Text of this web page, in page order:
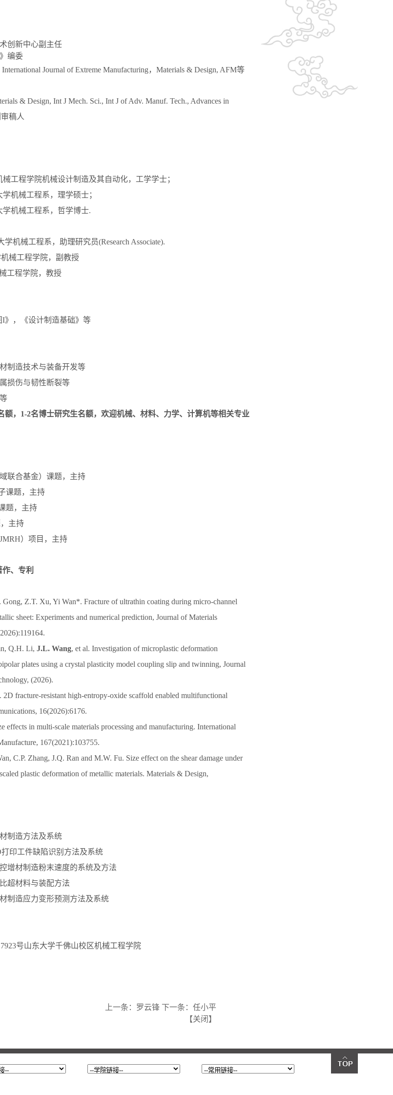
创新中心副主任
编委
Journal of Extreme Manufacturing，Materials & Design, AFM等
& Design, Int J Mech. Sci., Int J of Adv. Manuf. Tech., Advances in
稿人
械工程学院机械设计制造及其自动化，工学学士；
学机械工程系，理学硕士；
学机械工程系，哲学博士.
学机械工程系，助理研究员(Research Associate).
机械工程学院，副教授
工程学院，教授
I》，《设计制造基础》等
制造技术与装备开发等
损伤与韧性断裂等
额，1-2名博士研究生名额，欢迎机械、材料、力学、计算机等相关专业
联合基金）课题，主持
课题，主持
题，主持
主持
）项目，主持
、专利
Z.T. Xu, Yi Wan*. Fracture of ultrathin coating during micro-channel
sheet: Experiments and numerical prediction, Journal of Materials
Q.H. Li, J.L. Wang, et al. Investigation of microplastic deformation
plates using a crystal plasticity model coupling slip and twinning, Journal
(2026).
2D fracture-resistant high-entropy-oxide scaffold enabled multifunctional
16(2026):6176.
effects in multi-scale materials processing and manufacturing. International
167(2021):103755.
C.P. Zhang, J.Q. Ran and M.W. Fu. Size effect on the shear damage under
plastic deformation of metallic materials. Materials & Design,
制造方法及系统
印工件缺陷识别方法及系统
增材制造粉末速度的系统及方法
超材料与装配方法
制造应力变形预测方法及系统
号山东大学千佛山校区机械工程学院
上一条： 罗云锋 下一条： 任小平
【关闭 】